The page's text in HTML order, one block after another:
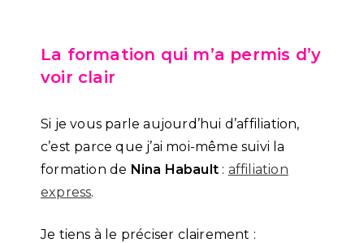
La formation qui m’a permis d’y
voir clair
Si je vous parle aujourd’hui d’affiliation,
c’est parce que j’ai moi-même suivi la
formation de Nina Habault : affiliation
express.
Je tiens à le préciser clairement :